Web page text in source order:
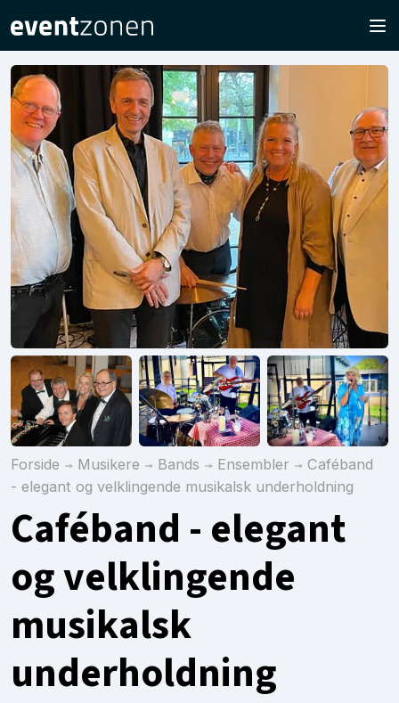
Forside Musikere Bands Ensembler
Caféband
- elegant og velklingende musikalsk underholdning
Caféband - elegant
og velklingende
musikalsk
underholdning